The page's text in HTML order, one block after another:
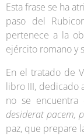
Esta frase se ha
paso del
pertenece a la
ejército romano y
En el tratado de
libro III, dedicado
no se
desiderat pacem,
paz, que prepare